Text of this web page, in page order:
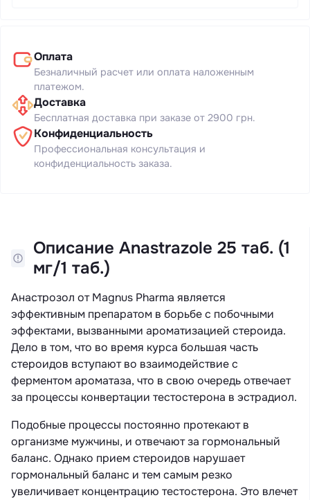
Оплата
Безналичный расчет или оплата наложенным
платежом.
Доставка
Бесплатная доставка при заказе от 2900 грн.
Конфиденциальность
Профессиональная консультация и
конфиденциальность заказа.
Описание Anastrazole 25 таб. (1
мг/1 таб.)
Анастрозол от Magnus Pharma является
эффективным препаратом в борьбе с побочными
эффектами, вызванными ароматизацией стероида.
Дело в том, что во время курса большая часть
стероидов вступают во взаимодействие с
ферментом ароматаза, что в свою очередь отвечает
за процессы конвертации тестостерона в эстрадиол.
Подобные процессы постоянно протекают в
организме мужчины, и отвечают за гормональный
баланс. Однако прием стероидов нарушает
гормональный баланс и тем самым резко
увеличивает концентрацию тестостерона. Это влечет